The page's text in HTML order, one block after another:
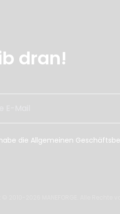
dran!
die Allgemeinen